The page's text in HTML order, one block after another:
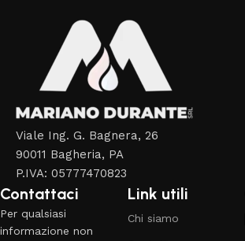
Viale Ing. G. Bagnera, 26
90011 Bagheria, PA
P.IVA: 05777470823
Contattaci
Per qualsiasi
informazione non
Link utili
Chi siamo